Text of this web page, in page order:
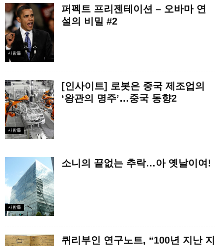
사람들
퍼펙트 프리젠테이션 – 오바마 연
설의 비밀 #2
사람들
[인사이트] 로봇은 중국 제조업의
‘왕관의 명주’…중국 동향2
사람들
소니의 끝없는 추락…아 옛날이여!
퀴리부인 연구노트, “100년 지난 지